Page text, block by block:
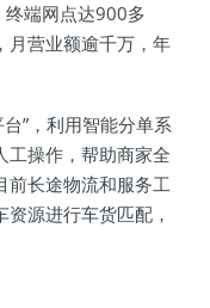
端网点达900多
月营业额逾千万，年
”，利用智能分单系
工操作，帮助商家全
前长途物流和服务工
源进行车货匹配，